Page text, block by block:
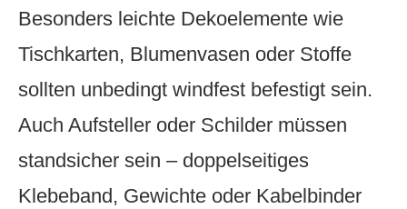
Besonders leichte Dekoelemente wie
Tischkarten, Blumenvasen oder Stoffe
sollten unbedingt windfest befestigt sein.
Auch Aufsteller oder Schilder müssen
standsicher sein – doppelseitiges
Klebeband, Gewichte oder Kabelbinder